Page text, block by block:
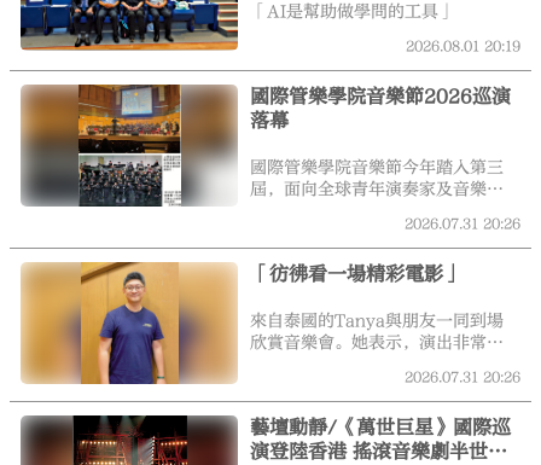
你和媽媽都不容易。聽說你剛開了
茶葉店，還是留着賣吧，云云。
「AI是幫助做學問的工具」
2026.08.01 20:19
國際管樂學院音樂節2026巡演
落幕
國際管樂學院音樂節今年踏入第三
屆，面向全球青年演奏家及音樂教
管樂團訓練、音樂學院論壇及巡演
等活動，推動青年音樂交流。孫赫
表示，音樂節去年10月至今年3月在
行篩選及評定，最終選出65名樂手
組成今年的音樂節樂團，並在17天
手中，約8人曾參加上一屆活動，今
年再次申請加入。樂手年齡介乎16
至29歲，大多正在音樂學院就讀，
或即將投身及已經從事專業演奏工
2026.07.31 20:26
「彷彿看一場精彩電影」
來自泰國的Tanya與朋友一同到場
欣賞音樂會。她表示，演出非常精
令我起雞皮疙瘩，心跳也不自覺加
快，就像在看一部精彩的電影。」
2026.07.31 20:26
藝壇動靜/《萬世巨星》國際巡
演登陸香港 搖滾音樂劇半世紀